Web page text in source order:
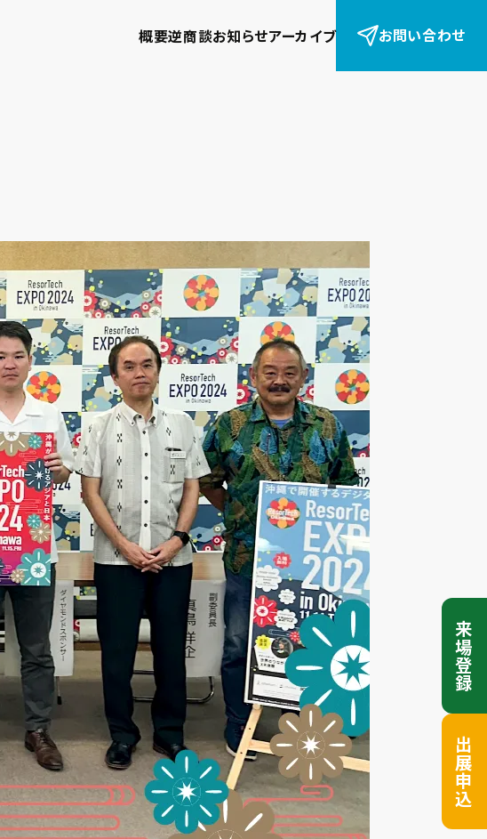
概要逆商談お知らせアーカイブ お問い合わせ
来場登録
出展申込